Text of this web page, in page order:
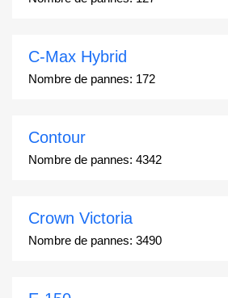
C-Max Hybrid
Nombre de pannes: 172
Contour
Nombre de pannes: 4342
Crown Victoria
Nombre de pannes: 3490